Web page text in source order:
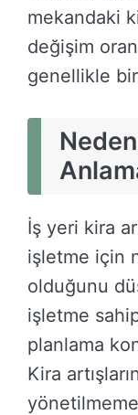
mekandaki
değişim
genellikle
İş yeri kira
işletme için
olduğunu
işletme
planlama
Kira